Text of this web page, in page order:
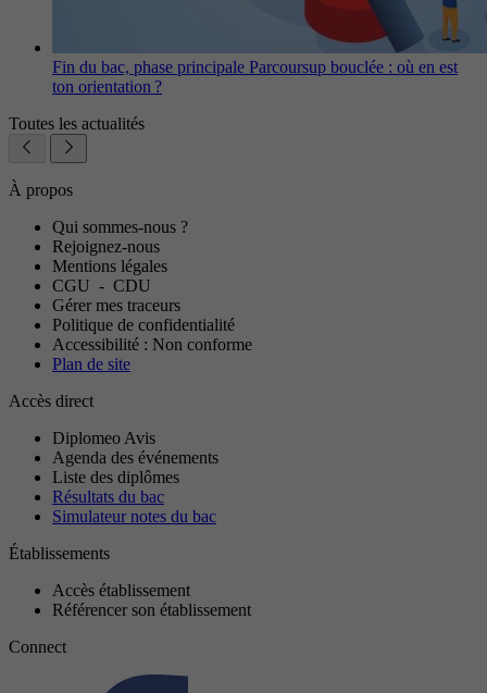
Fin du bac, phase principale Parcoursup bouclée : où en est
ton orientation ?
Toutes les actualités
À propos
Qui sommes-nous ?
Rejoignez-nous
Mentions légales
CGU - CDU
Gérer mes traceurs
Politique de confidentialité
Accessibilité : Non conforme
Plan de site
Accès direct
Diplomeo Avis
Agenda des événements
Liste des diplômes
Résultats du bac
Simulateur notes du bac
Établissements
Accès établissement
Référencer son établissement
Connect